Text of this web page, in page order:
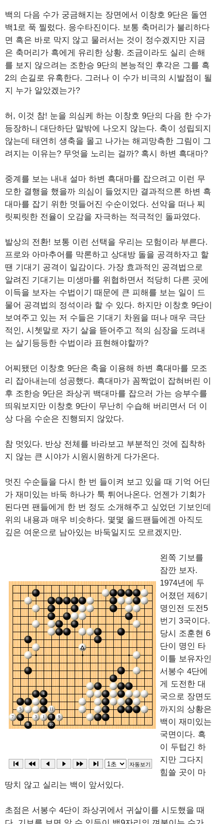
백의 다음 수가 궁금해지는 장면에서 이창호 9단은 돌연
백1로 푹 찔렀다. 응수타진이다. 보통 축머리가 불리하다
면 흑은 바로 막지 않고 물러서는 것이 정수겠지만 지금
은 축머리가 흑에게 유리한 상황. 조금이라도 실리 손해
를 보지 않으려는 조한승 9단의 본능적인 후각은 그를 흑
2의 손길로 유혹한다. 그러나 이 수가 비극의 시발점이 될
지 누가 알았겠는가?
허, 이것 참! 눈을 의심케 하는 이창호 9단의 다음 한 수가
등장하니 대단하단 말밖에 나오지 않는다. 축이 성립되지
않는데 태연히 생축을 몰고 나가는 해괴망측한 그림이 그
려지는 이유는? 무엇을 노리는 걸까? 혹시 하변 흑대마?
중계를 보는 내내 설마 하변 흑대마를 잡으려고 이런 무
모한 결행을 했을까 의심이 들었지만 결과적으론 하변 흑
대마를 잡기 위한 멋들어진 수순이었다. 선악을 떠나 찌
릿찌릿한 전율이 오감을 자극하는 적극적인 돌파였다.
발상의 전환! 보통 이런 선택을 우리는 모험이라 부른다.
프로와 아마추어를 막론하고 상대방 돌을 공격하자고 할
땐 기대기 공격이 일감이다. 가장 효과적인 공격법으로
알려진 기대기는 미생마를 위협하면서 적당히 다른 곳에
이득을 보자는 수법이기 때문에 큰 피해를 보는 일이 드
물어 공격법의 정석이라 할 수 있다. 하지만 이창호 9단이
보여주고 있는 저 수들은 기대기 차원을 떠나 매우 극단
적인, 시쳇말로 자기 살을 뜯어주고 적의 심장을 도려내
는 살기등등한 수법이라 표현해야할까?
어찌됐던 이창호 9단은 축을 이용해 하변 흑대마를 모조
리 잡아내는데 성공했다. 흑대마가 꼼짝없이 잡혀버린 이
후 조한승 9단은 좌상귀 백대마를 잡으러 가는 승부수를
띄워보지만 이창호 9단이 무난히 수습해 버리면서 더 이
상 다음 수순은 진행되지 않았다.
참 멋있다. 반상 전체를 바라보고 부분적인 것에 집착하
지 않는 큰 시야가 시원시원하게 다가온다.
멋진 수순들을 다시 한 번 들이켜 보고 있을 때 기억 어딘
가 재미있는 바둑 하나가 툭 튀어나온다. 언젠가 기회가
된다면 팬들에게 한 번 정도 소개해주고 싶었던 기보인데
위의 내용과 매우 비슷하다. 몇몇 올드팬들에겐 아직도
깊은 여운으로 남아있는 바둑일지도 모르겠지만.
왼쪽 기보를
잠깐 보자.
1974년에 두
어졌던 제6기
명인전 도전5
번기 3국이다.
당시 조훈현 6
단이 명인 타
이틀 보유자인
서봉수 4단에
게 도전한 대
국으로 장면도
까지의 상황은
백이 재미있는
국면이다. 흑
이 두텁긴 하
지만 그다지
힘쓸 곳이 마
땅치 않고 실리는 백이 앞서있다.
초점은 서봉수 4단이 좌상귀에서 귀살이를 시도했을 때